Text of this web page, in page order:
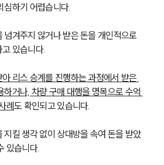
심하기 어렵습니다.
넘겨주지 않거나 받은 돈을 개인적으로
있습니다.
리스 승계를 진행하는 과정에서 받은
하거나, 차량 구매 대행을 명목으로 수억
례도 확인되고 있습니다.
지킬 생각 없이 상대방을 속여 돈을 받았
있습니다.